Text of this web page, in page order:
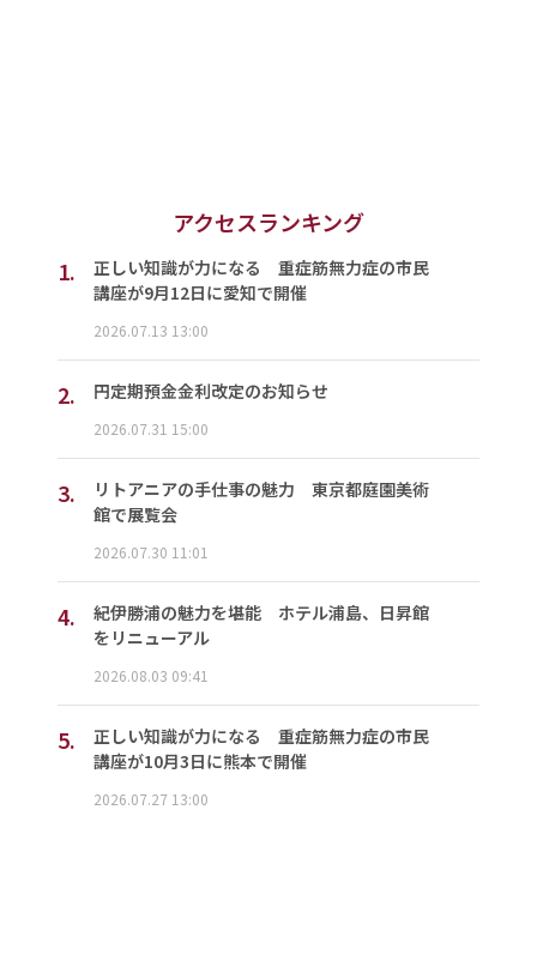
アクセスランキング
1.
正しい知識が力になる 重症筋無力症の市民
講座が9月12日に愛知で開催
2026.07.13 13:00
2. 円定期預金金利改定のお知らせ
2026.07.31 15:00
3.
リトアニアの手仕事の魅力 東京都庭園美術
館で展覧会
2026.07.30 11:01
4.
紀伊勝浦の魅力を堪能 ホテル浦島、日昇館
をリニューアル
2026.08.03 09:41
5.
正しい知識が力になる 重症筋無力症の市民
講座が10月3日に熊本で開催
2026.07.27 13:00